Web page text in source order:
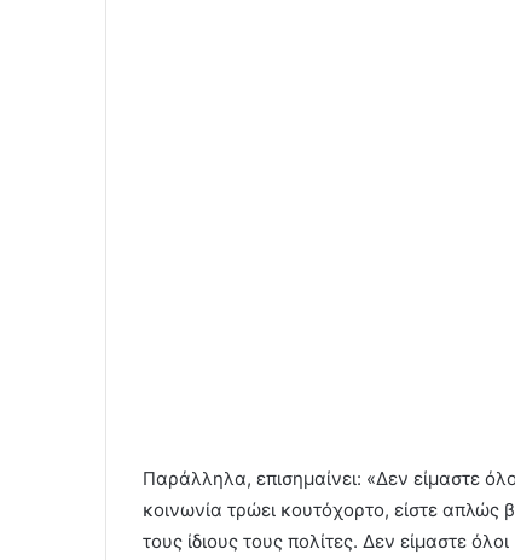
Παράλληλα, επισημαίνει: «Δεν είμαστε όλοι
κοινωνία τρώει κουτόχορτο, είστε απλώς
τους ίδιους τους πολίτες. Δεν είμαστε